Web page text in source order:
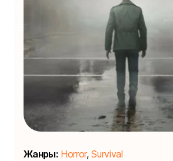
Жанры: Horror,Survival